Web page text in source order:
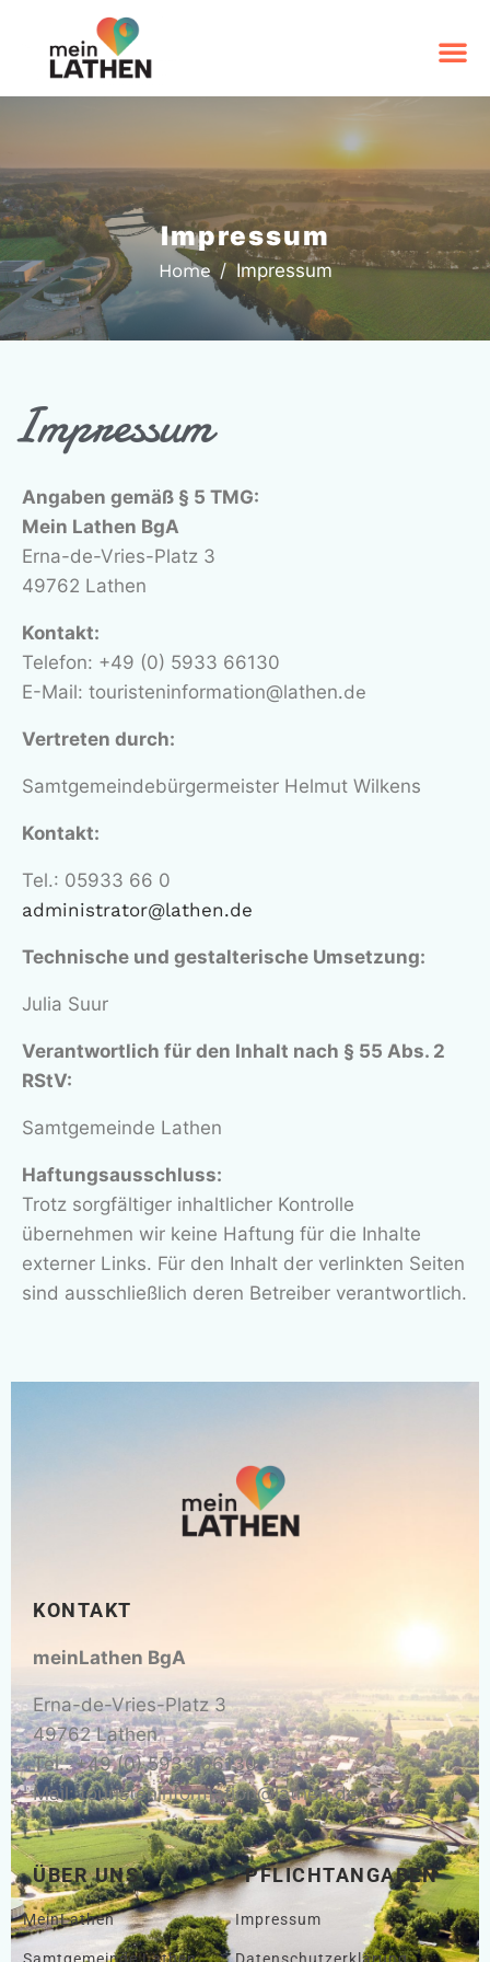
Impressum
Home Impressum
Impressum
Angaben gemäß § 5 TMG:
Mein Lathen BgA
Erna-de-Vries-Platz 3
49762 Lathen
Kontakt:
Telefon: +49 (0) 5933 66130
E-Mail: touristeninformation@lathen.de
Vertreten durch:
Samtgemeindebürgermeister Helmut Wilkens
Kontakt:
Tel.: 05933 66 0
administrator@lathen.de
Technische und gestalterische Umsetzung:
Julia Suur
Verantwortlich für den Inhalt nach § 55 Abs. 2
RStV:
Samtgemeinde Lathen
Haftungsausschluss:
Trotz sorgfältiger inhaltlicher Kontrolle
übernehmen wir keine Haftung für die Inhalte
externer Links. Für den Inhalt der verlinkten Seiten
sind ausschließlich deren Betreiber verantwortlich.
KONTAKT
meinLathen BgA
Erna-de-Vries-Platz 3
49762 Lathen
Tel.: +49 (0) 5933 66130
Mail: touristeninformation@lathen.de
ÜBER UNS
MeinLathen
PFLICHTANGABEN
Impressum